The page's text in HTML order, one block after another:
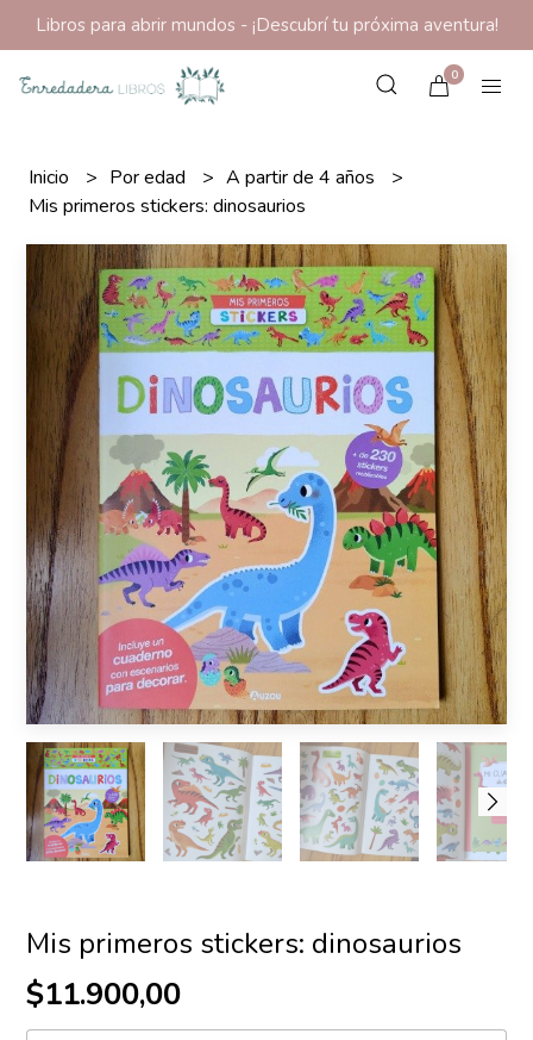
Libros para abrir mundos - ¡Descubrí tu próxima aventura!
0
Inicio Por edad
A partir de 4 años
Mis primeros stickers: dinosaurios
Mis primeros stickers: dinosaurios
$11.900,00